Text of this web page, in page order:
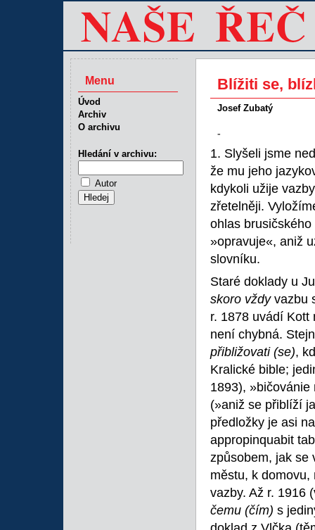
Blížiti se,
Josef Zubatý
-
1. Slyšeli jsme
že mu jeho
kdykoli užije
zřetelněji.
ohlas
»opravuje«, aniž
slovníku.
Staré doklady u
skoro vždy vazbu
r. 1878 uvádí Kott
není chybná.
přibližovati (se),
Kralické bible;
1893),
(»aniž se přiblíží
předložky je asi
appropinquabit
způsobem, jak se
městu, k
vazby. Až r. 1916
čemu (čím) s
Menu
Úvod
Archiv
O archivu
Hledání v archivu:
Autor